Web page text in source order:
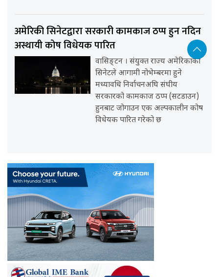
अमेरिकी सिनेटद्वारा सरकारी कामकाज ठप्प हुन नदिन
अस्थायी कोष विधेयक पारित
वासिङ्टन । संयुक्त राज्य अमेरिकाको
सिनेटले आगामी नोभेम्बरमा हुने
मध्यावधि निर्वाचनअघि संघीय
सरकारको कामकाज ठप्प (सटडाउन)
हुनबाट जोगाउन एक अल्पकालीन कोष
विधेयक पारित गरेको छ